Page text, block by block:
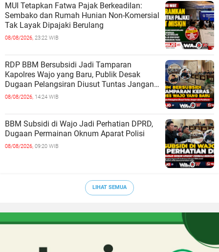
MUI Tetapkan Fatwa Pajak Berkeadilan:
Sembako dan Rumah Hunian Non-Komersial
Tak Layak Dipajaki Berulang
08/08/2026, 23:22 WIB
RDP BBM Bersubsidi Jadi Tamparan
Kapolres Wajo yang Baru, Publik Desak
Dugaan Pelangsiran Diusut Tuntas Jangan
ada Pembiaran
08/08/2026, 14:24 WIB
BBM Subsidi di Wajo Jadi Perhatian DPRD,
Dugaan Permainan Oknum Aparat Polisi
08/08/2026, 09:20 WIB
LIHAT SEMUA